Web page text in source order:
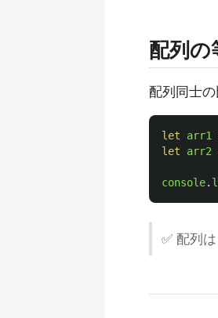
配列の
配列同士
let arr1
let
arr2
console.
✅ 配列